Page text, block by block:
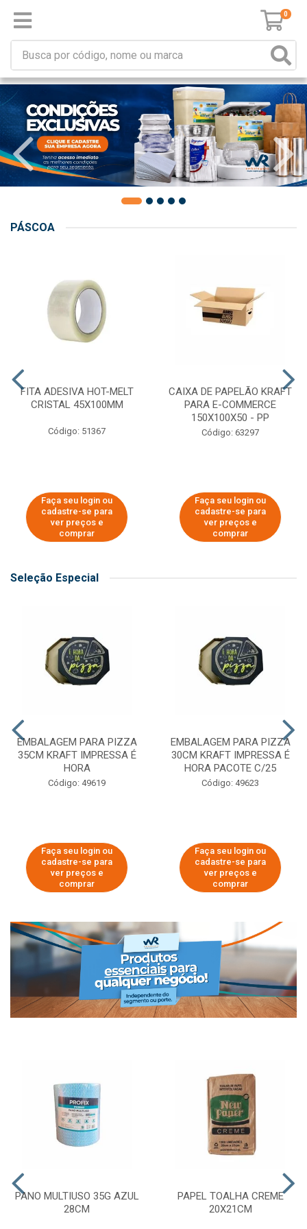
0
PÁSCOA
FITA ADESIVA HOT-MELT
CRISTAL 45X100MM
Código: 51367
Faça seu login ou
cadastre-se para
ver preços e
comprar
CAIXA DE PAPELÃO KRAFT
PARA E-COMMERCE
150X100X50 - PP
Código: 63297
Faça seu login ou
cadastre-se para
ver preços e
comprar
Seleção Especial
EMBALAGEM PARA PIZZA
35CM KRAFT IMPRESSA É
HORA
Código: 49619
Faça seu login ou
cadastre-se para
ver preços e
comprar
EMBALAGEM PARA PIZZA
30CM KRAFT IMPRESSA É
HORA PACOTE C/25
Código: 49623
Faça seu login ou
cadastre-se para
ver preços e
comprar
PANO MULTIUSO 35G AZUL
28CM
PAPEL TOALHA CREME
20X21CM